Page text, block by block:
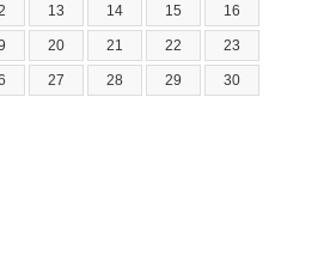
13 14 15 16
20 21 22 23
27 28 29 30